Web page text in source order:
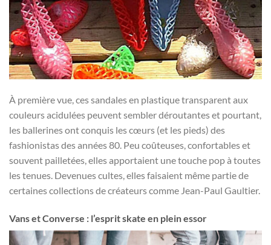
À première vue, ces sandales en plastique transparent aux
couleurs acidulées peuvent sembler déroutantes et pourtant,
les ballerines ont conquis les cœurs (et les pieds) des
fashionistas des années 80. Peu coûteuses, confortables et
souvent pailletées, elles apportaient une touche pop à toutes
les tenues. Devenues cultes, elles faisaient même partie de
certaines collections de créateurs comme Jean-Paul Gaultier.
Vans et Converse : l’esprit skate en plein essor